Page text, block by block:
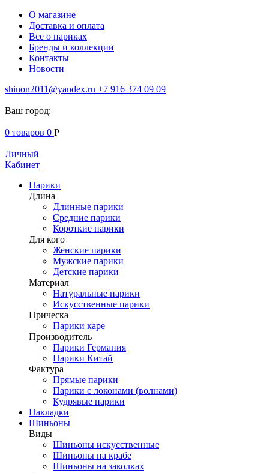
О магазине
Доставка и оплата
Все о париках
Бренды и коллекции
Контакты
Новости
shinon2011@yandex.ru +7 916 374 09 09
Ваш город:
0 товаров 0 Р
Личный
Кабинет
Парики
Длина
Длинные парики
Средние парики
Короткие парики
Для кого
Женские парики
Мужские парики
Детские парики
Материал
Натуральные парики
Искусственные парики
Прическа
Парики каре
Производитель
Парики Германия
Парики Китай
Фактура
Прямые парики
Парики с локонами (волнами)
Кудрявые парики
Накладки
Шиньоны
Виды
Шиньоны искусственные
Шиньоны на крабе
Шиньоны на заколках